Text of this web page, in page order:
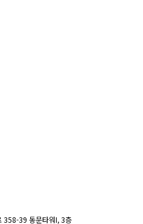
358-39 동문타워I, 3층